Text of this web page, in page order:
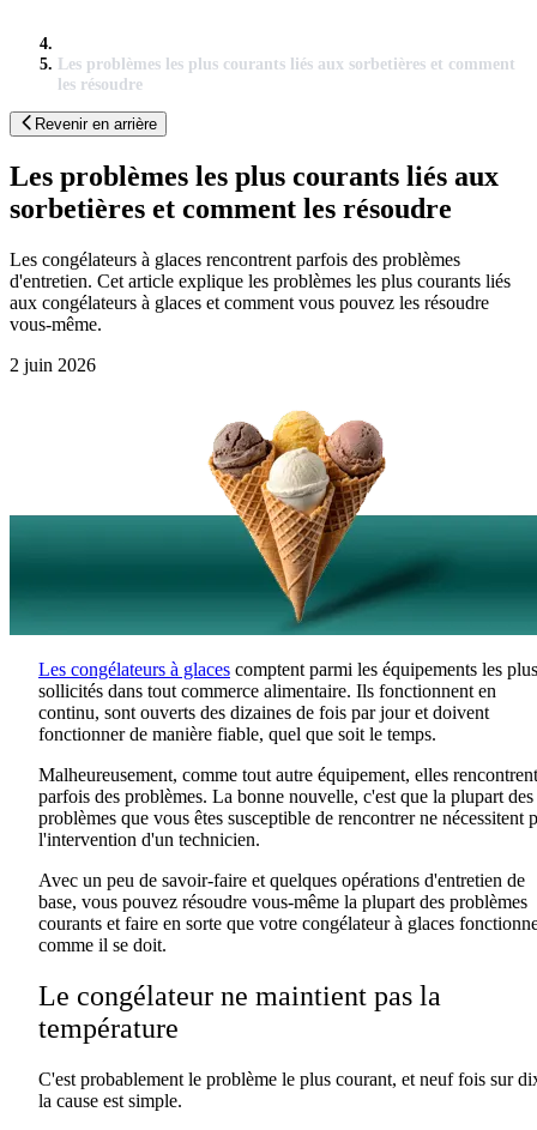
Les problèmes les plus courants liés aux sorbetières et comment
les résoudre
Revenir en arrière
Les problèmes les plus courants liés aux
sorbetières et comment les résoudre
Les congélateurs à glaces rencontrent parfois des problèmes
d'entretien. Cet article explique les problèmes les plus courants liés
aux congélateurs à glaces et comment vous pouvez les résoudre
vous-même.
2 juin 2026
Les congélateurs à glaces comptent parmi les équipements les plus
sollicités dans tout commerce alimentaire. Ils fonctionnent en
continu, sont ouverts des dizaines de fois par jour et doivent
fonctionner de manière fiable, quel que soit le temps.
Malheureusement, comme tout autre équipement, elles rencontrent
parfois des problèmes. La bonne nouvelle, c'est que la plupart des
problèmes que vous êtes susceptible de rencontrer ne nécessitent
l'intervention d'un technicien.
Avec un peu de savoir-faire et quelques opérations d'entretien de
base, vous pouvez résoudre vous-même la plupart des problèmes
courants et faire en sorte que votre congélateur à glaces
comme il se doit.
Le congélateur ne maintient pas la
température
C'est probablement le problème le plus courant, et neuf fois sur
la cause est simple.